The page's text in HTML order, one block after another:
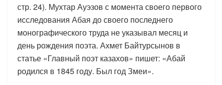
стр. 24). Мухтар Ауэзов с момента своего первого
исследования Абая до своего последнего
монографического труда не указывал месяц и
день рождения поэта. Ахмет Байтурсынов в
статье «Главный поэт казахов» пишет: «Абай
родился в 1845 году. Был год Змеи».